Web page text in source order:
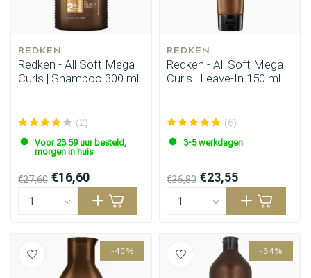
Haarstyling Haarkleuring
REDKEN
Redken - All Soft Mega
Curls | Shampoo 300 ml
(2)
Voor 23.59 uur besteld,
morgen in huis
€27,60 €16,60
REDKEN
Redken - All Soft Mega
Curls | Leave-In 150 ml
(6)
3-5 werkdagen
€36,80 €23,55
-40% -34%